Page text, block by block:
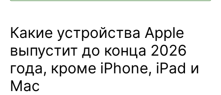
Какие устройства Apple
выпустит до конца 2026
года, кроме iPhone, iPad и
Mac